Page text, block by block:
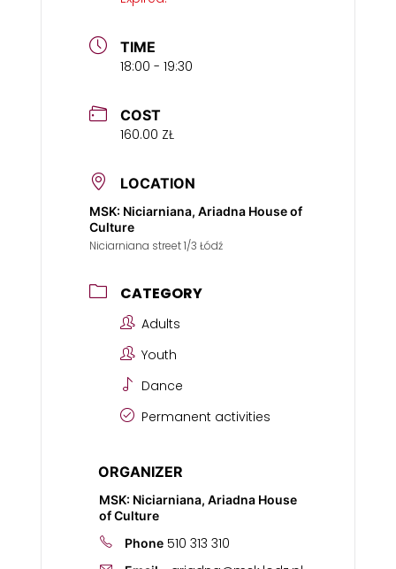
TIME
18:00 - 19:30
COST
160.00 ZŁ
LOCATION
MSK: Niciarniana, Ariadna House of
Culture
Niciarniana street 1/3 Łódź
CATEGORY
Adults
Youth
Dance
Permanent activities
ORGANIZER
MSK: Niciarniana, Ariadna House
of Culture
Phone 510 313 310